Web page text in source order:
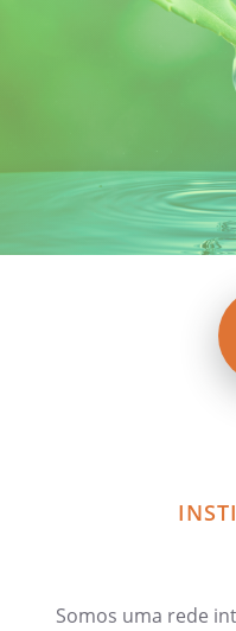
Somos uma rede